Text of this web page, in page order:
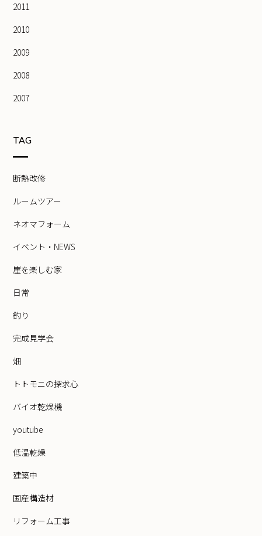
2011
2010
2009
2008
2007
TAG
断熱改修
ルームツアー
ネオマフォーム
イベント・NEWS
崖を楽しむ家
日常
釣り
完成見学会
畑
トトモニの探求心
バイオ乾燥機
youtube
低温乾燥
建築中
国産構造材
リフォーム工事